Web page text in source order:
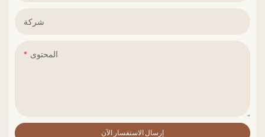
شركة
المحتوى
إرسال الاستفسار الآن